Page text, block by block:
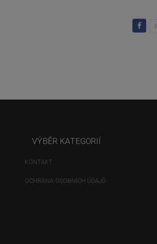
0
VÝBĚR KATEGORIÍ
KONTAKT
OCHRANA OSOBNÍCH ÚDAJŮ